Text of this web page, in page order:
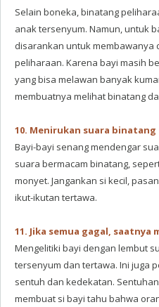
Selain boneka, binatang
anak tersenyum. Namun, untuk
disarankan untuk membawanya
peliharaan. Karena bayi masih
yang bisa melawan banyak
membuatnya melihat binatang
10. Menirukan suara binatang
Bayi-bayi senang mendengar
suara bermacam binatang,
monyet. Jangankan si kecil,
ikut-ikutan tertawa.
11. Jika semua gagal, saatnya
Mengelitiki bayi dengan lembut
tersenyum dan tertawa. Ini juga
sentuh dan kedekatan.
membuat si bayi tahu bahwa